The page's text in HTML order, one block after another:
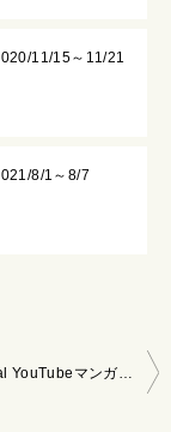
11/15～11/21
8/1～8/7
ジェルOfficial YouTubeマンガ 2020/7/12～7/18